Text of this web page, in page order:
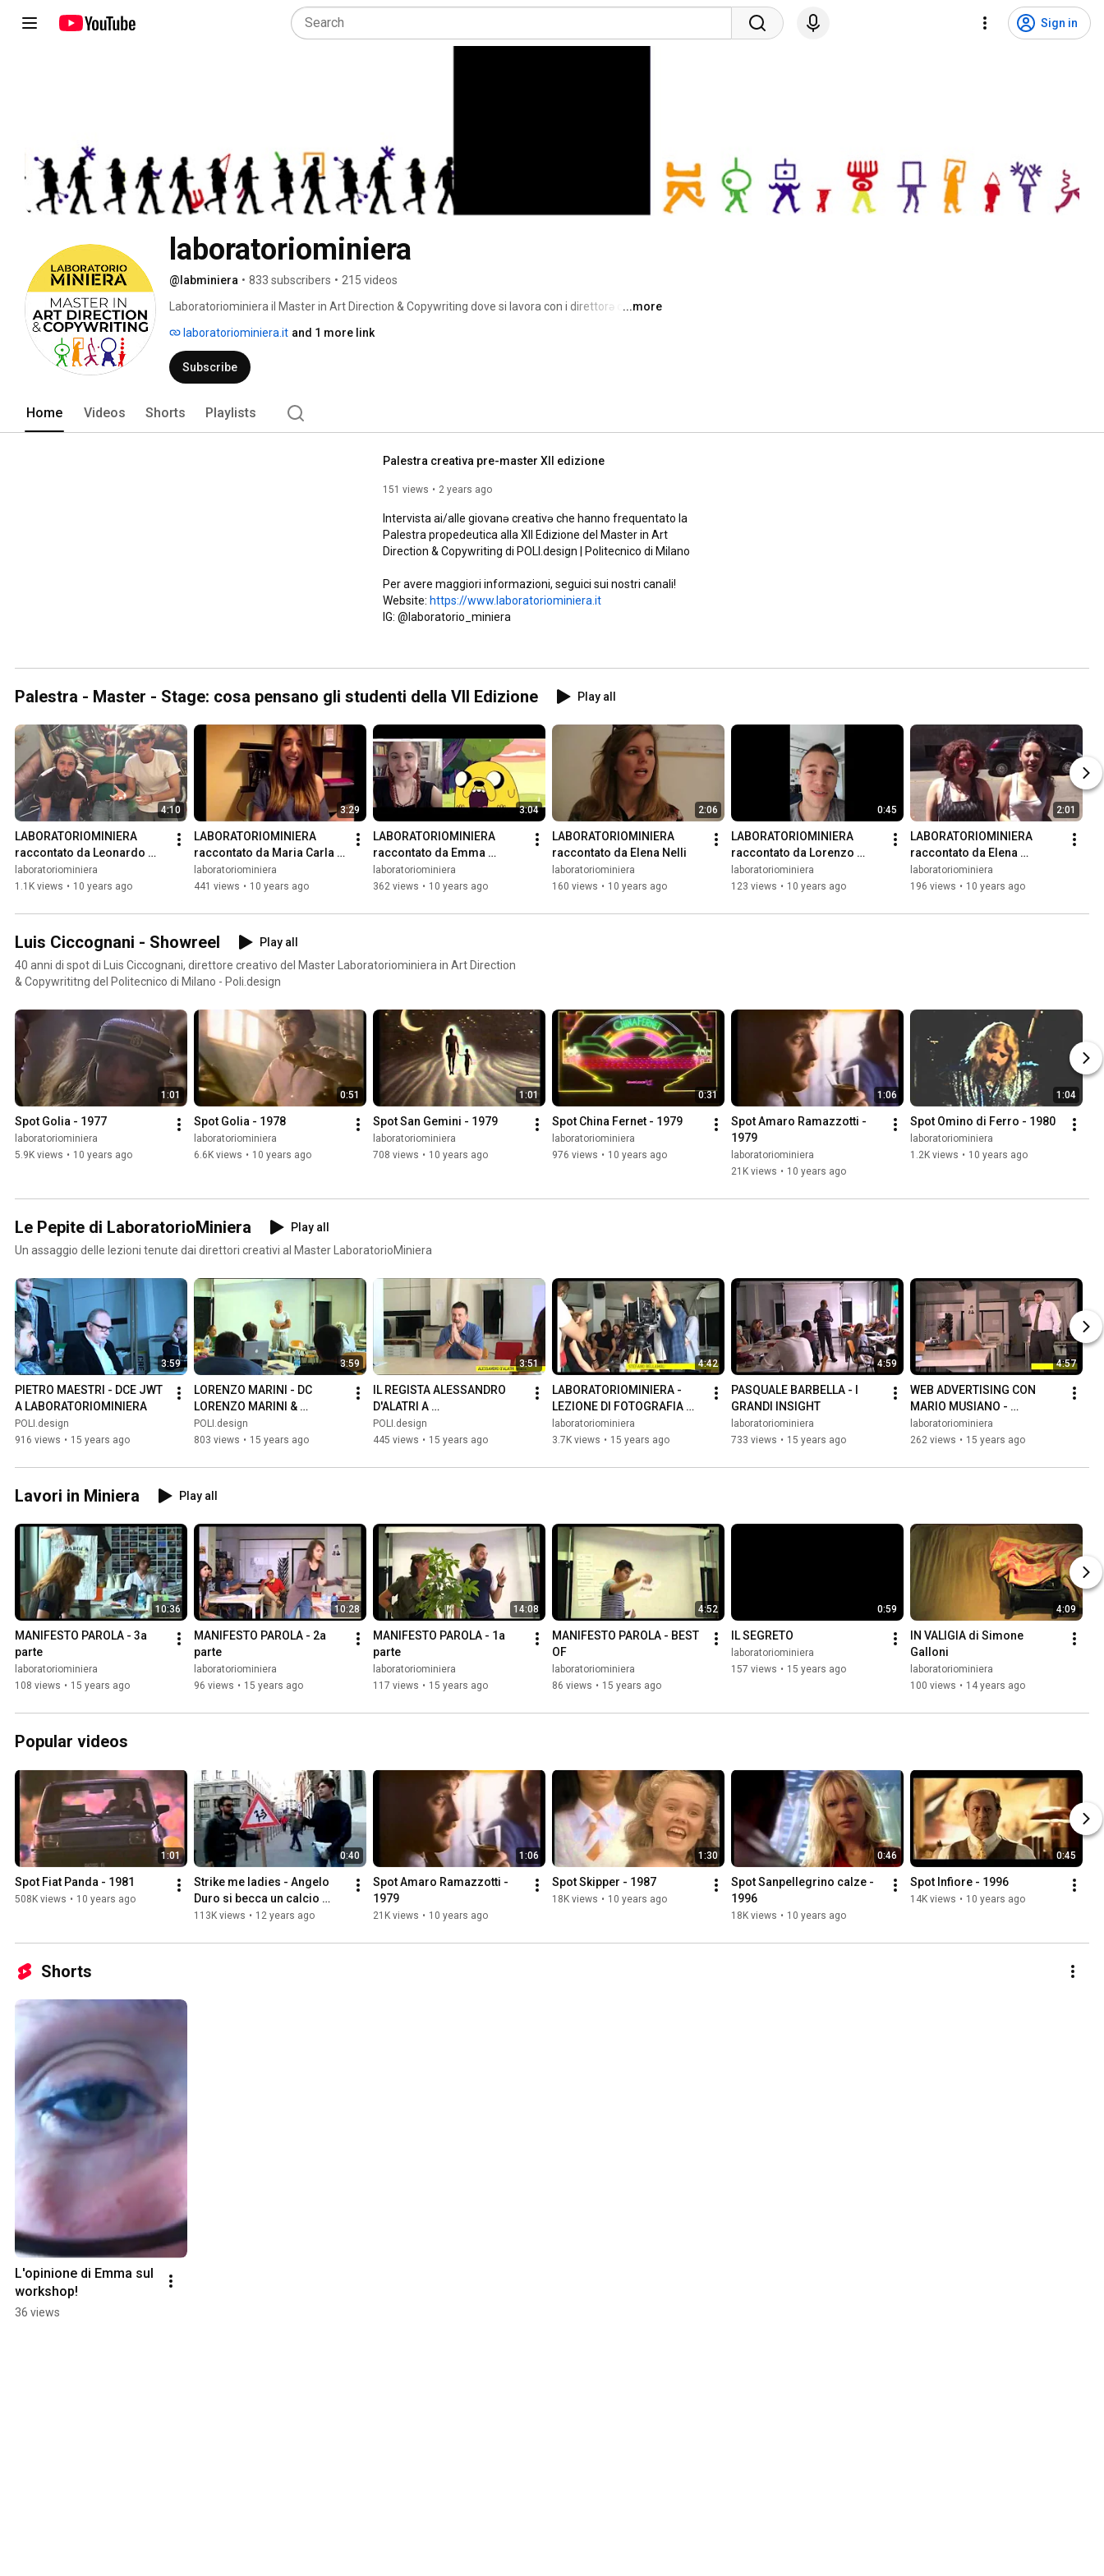
Sign in
laboratoriominiera
@labminiera • 833 subscribers • 215 videos
Laboratoriominiera il Master in Art Direction & Copywriting dove si lavora con i direttorə creativə
...more
laboratoriominiera.it and 1 more link
Subscribe
Home Videos Shorts Playlists
Palestra creativa pre-master XII edizione
151 views 2 years ago
Intervista ai/alle giovanǝ creativǝ che hanno frequentato la
Palestra propedeutica alla XII Edizione del Master in Art
Direction & Copywriting di POLI.design | Politecnico di Milano
Per avere maggiori informazioni, seguici sui nostri canali!
Website: https://www.laboratoriominiera.it
IG: @laboratorio_miniera
Palestra - Master - Stage: cosa pensano gli studenti della VII Edizione Play all
4:10
LABORATORIOMINIERA
raccontato da Leonardo
Grappolini, Rajiv Olivato e
Luigi Muraro
laboratoriominiera
1.1K views • 10 years ago
3:29
LABORATORIOMINIERA
raccontato da Maria Carla
Rossi Pincelli
laboratoriominiera
441 views • 10 years ago
3:04
LABORATORIOMINIERA
raccontato da Emma
Cacciatori
laboratoriominiera
362 views • 10 years ago
2:06
LABORATORIOMINIERA
raccontato da Elena Nelli
laboratoriominiera
160 views • 10 years ago
0:45
LABORATORIOMINIERA
raccontato da Lorenzo
Vasilotta
laboratoriominiera
123 views • 10 years ago
2:01
LABORATORIOMINIERA
raccontato da Elena
Formaggia e Francesca
Passalia
laboratoriominiera
196 views • 10 years ago
Luis Ciccognani - Showreel
Play all
40 anni di spot di Luis Ciccognani, direttore creativo del Master Laboratoriominiera in Art Direction
& Copywrititng del Politecnico di Milano - Poli.design
1:01
Spot Golia - 1977
laboratoriominiera
5.9K views • 10 years ago
0:51
Spot Golia - 1978
laboratoriominiera
6.6K views • 10 years ago
1:01
Spot San Gemini - 1979
laboratoriominiera
708 views • 10 years ago
0:31
Spot China Fernet - 1979
laboratoriominiera
976 views • 10 years ago
1:06
Spot Amaro Ramazzotti -
1979
laboratoriominiera
21K views • 10 years ago
1:04
Spot Omino di Ferro - 1980
laboratoriominiera
1.2K views • 10 years ago
Le Pepite di LaboratorioMiniera
Play all
Un assaggio delle lezioni tenute dai direttori creativi al Master LaboratorioMiniera
3:59
PIETRO MAESTRI - DCE JWT
A LABORATORIOMINIERA
POLI.design
916 views • 15 years ago
3:59
LORENZO MARINI - DC
LORENZO MARINI &
ASSOCIATI A
LABORATORIOMINIERA
POLI.design
803 views • 15 years ago
3:51
IL REGISTA ALESSANDRO
D'ALATRI A
LABORATORIOMINIERA
POLI.design
445 views • 15 years ago
4:42
LABORATORIOMINIERA -
LEZIONE DI FOTOGRAFIA
CON STEFANO BELLAMOLI
laboratoriominiera
3.7K views • 15 years ago
4:59
PASQUALE BARBELLA - I
GRANDI INSIGHT
laboratoriominiera
733 views • 15 years ago
4:57
WEB ADVERTISING CON
MARIO MUSIANO -
COMMUNICATION DESIGNER
& FOUNDER GREYLAB
laboratoriominiera
262 views • 15 years ago
Lavori in Miniera Play all
10:36
MANIFESTO PAROLA - 3a
parte
laboratoriominiera
108 views • 15 years ago
10:28
MANIFESTO PAROLA - 2a
parte
laboratoriominiera
96 views • 15 years ago
14:08
MANIFESTO PAROLA - 1a
parte
laboratoriominiera
117 views • 15 years ago
4:52
MANIFESTO PAROLA - BEST
OF
laboratoriominiera
86 views • 15 years ago
0:59
IL SEGRETO
laboratoriominiera
157 views • 15 years ago
4:09
IN VALIGIA di Simone
Galloni
laboratoriominiera
100 views • 14 years ago
Popular videos
1:01
Spot Fiat Panda - 1981
508K views • 10 years ago
0:40
Strike me ladies - Angelo
Duro si becca un calcio
nelle palle contro la
113K views • 12 years ago
1:06
Spot Amaro Ramazzotti -
1979
21K views • 10 years ago
1:30
Spot Skipper - 1987
18K views • 10 years ago
0:46
Spot Sanpellegrino calze -
1996
18K views • 10 years ago
0:45
Spot Infiore - 1996
14K views • 10 years ago
Shorts
L'opinione di Emma sul
workshop!
36 views